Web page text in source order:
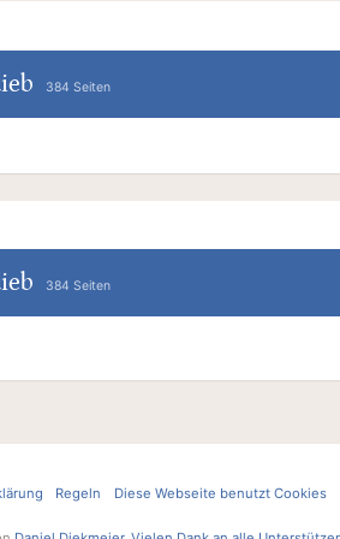
384 Seiten
384 Seiten
Regeln Diese Webseite benutzt Cookies